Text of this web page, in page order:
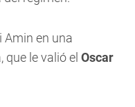
Amin en una
le valió el Oscar